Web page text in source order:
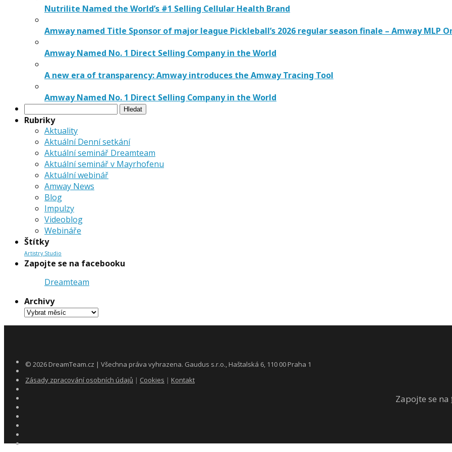
Nutrilite Named the World’s #1 Selling Cellular Health Brand
Amway named Title Sponsor of major league Pickleball’s 2026 regular season finale – Amway MLP
Amway Named No. 1 Direct Selling Company in the World
A new era of transparency: Amway introduces the Amway Tracing Tool
Amway Named No. 1 Direct Selling Company in the World
Vyhledávání
Rubriky
Aktuality
Aktuální Denní setkání
Aktuální seminář Dreamteam
Aktuální seminář v Mayrhofenu
Aktuální webinář
Amway News
Blog
Impulzy
Videoblog
Webináře
Štítky
Artistry Studio
Zapojte se na facebooku
Dreamteam
Archivy
Archivy
© 2026 DreamTeam.cz | Všechna práva vyhrazena. Gaudus s.r.o., Haštalská 6, 110 00 Praha 1
Zásady zpracování osobních údajů | Cookies | Kontakt
Zapojte se na